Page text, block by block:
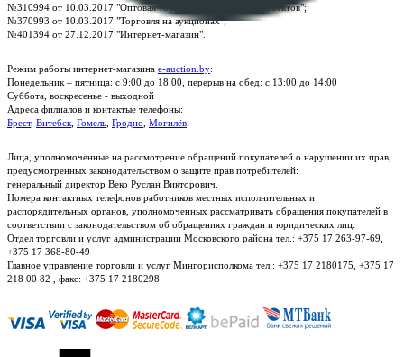
№310994 от 10.03.2017 "Оптовая торговля без торговых объектов";
№370993 от 10.03.2017 "Торговля на аукционах";
№401394 от 27.12.2017 "Интернет-магазин".
Режим работы интернет-магазина e-auction.by:
Понедельник – пятница: с 9:00 до 18:00, перерыв на обед: с 13:00 до 14:00
Суббота, воскресенье - выходной
Адреса филиалов и контактые телефоны:
Брест, Витебск Гомель Гродно Могилёв
Лица, уполномоченные на рассмотрение обращений покупателей о нарушении их прав,
предусмотренных законодательством о защите прав потребителей:
генеральный директор Веко Руслан Викторович.
Номера контактных телефонов работников местных исполнительных и
распорядительных органов, уполномоченных рассматривать обращения покупателей в
соответствии с законодательством об обращениях граждан и юридических лиц:
Отдел торговли и услуг администрации Московского района тел.: +375 17 263-97-69,
+375 17 368-80-49
Главное управление торговли и услуг Мингорисполкома тел.: +375 17 2180175, +375 17
218 00 82 , факс: +375 17 2180298